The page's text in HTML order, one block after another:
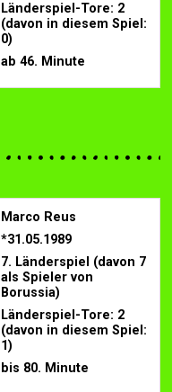
Länderspiel-Tore: 2
(davon in diesem Spiel:
0)
ab 46. Minute
Marco Reus
*31.05.1989
7. Länderspiel (davon 7
als Spieler von
Borussia)
Länderspiel-Tore: 2
(davon in diesem Spiel:
1)
bis 80. Minute